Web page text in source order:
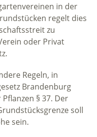
in der
regelt dies
zu
oder Privat
Regeln, in
Brandenburg
§ 37. Der
soll
sein.